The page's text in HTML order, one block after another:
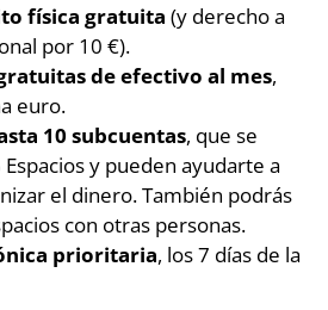
física gratuita (y derecho a
por 10 €).
de efectivo al mes,
euro.
10 subcuentas, que se
y pueden ayudarte a
el dinero. También podrás
con otras personas.
prioritaria, los 7 días de la